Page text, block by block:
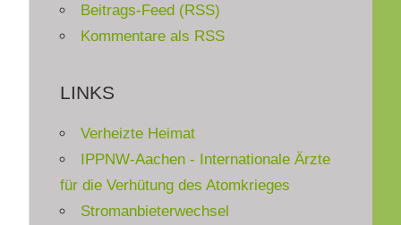
Beitrags-Feed (RSS)
Kommentare als RSS
LINKS
Verheizte Heimat
IPPNW-Aachen - Internationale Ärzte
für die Verhütung des Atomkrieges
Stromanbieterwechsel